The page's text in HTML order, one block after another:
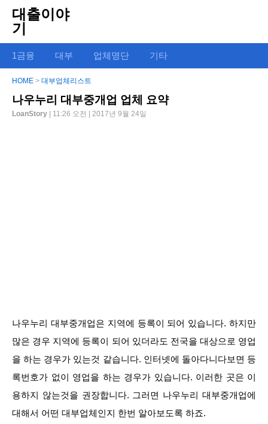
대출이야
기
1금융 대부 업체명단 기타
HOME > 대부업체리스트
나우누리 대부중개업 업체 요약
LoanStory | 11:26 오전 | 2017년 9월 24일
나우누리 대부중개업은 지역에 등록이 되어 있습니다. 하지만
많은 경우 지역에 등록이 되어 있더라도 전국을 대상으로 영업
을 하는 경우가 있는것 같습니다. 인터넷에 돌아다니다보면 등
록번호가 없이 영업을 하는 경우가 있습니다. 이러한 곳은 이
용하지 않는것을 권장합니다. 그러면 나우누리 대부중개업에
대해서 어떤 대부업체인지 한번 알아보도록 하죠.